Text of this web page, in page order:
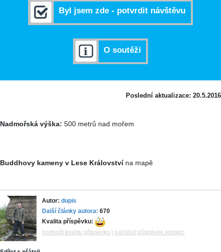
Byl jsem zde - potvrdit návštěvu
O soutěži
Poslední aktualizace: 20.5.2016
Nadmořská výška: 500 metrů nad mořem
Buddhovy kameny v Lese Královstvína mapě
Autor:dupis
Další články autora: 670
Kvalita příspěvku:
hodnotit kvalitu příspěvku
nahlásit příspěvek redakci